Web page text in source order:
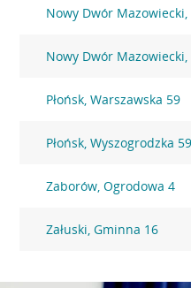
Nowy Dwór
Nowy Dwór
Płońsk, Warszawska 59
Płońsk, Wyszogrodzka 59
Zaborów, Ogrodowa 4
Załuski, Gminna 16